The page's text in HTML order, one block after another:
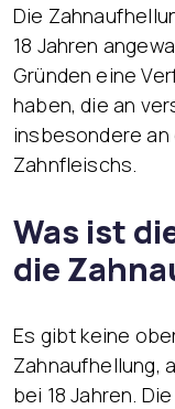
Die
18 Jahren
Gründen eine
haben, die an
insbesondere an
Zahnfleischs.
Was ist
die
Es gibt keine
Zahnaufhellung,
bei 18 Jahren.